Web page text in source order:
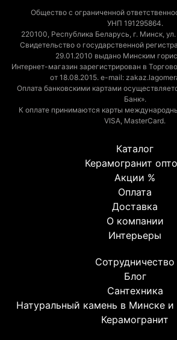
Общество с ограниченной
УНП 191295864.
220100, Республика Беларусь, г. Минск,
Свидетельство о государственной
29.01.2010 выдано Минским
Интернет-магазин зарегистрирован в
от 18.08.2015. e-mail:
Оплата банковскими картами
Банк».
К оплате принимаются карты
VISA, MasterCard.
Каталог
Керамогранит
Акции %
Оплата
Доставка
О компании
Интерьеры
Сотрудничество
Блог
Сантехника
Натуральный камень в Минске и
Керамогранит